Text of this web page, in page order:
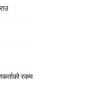
रकम